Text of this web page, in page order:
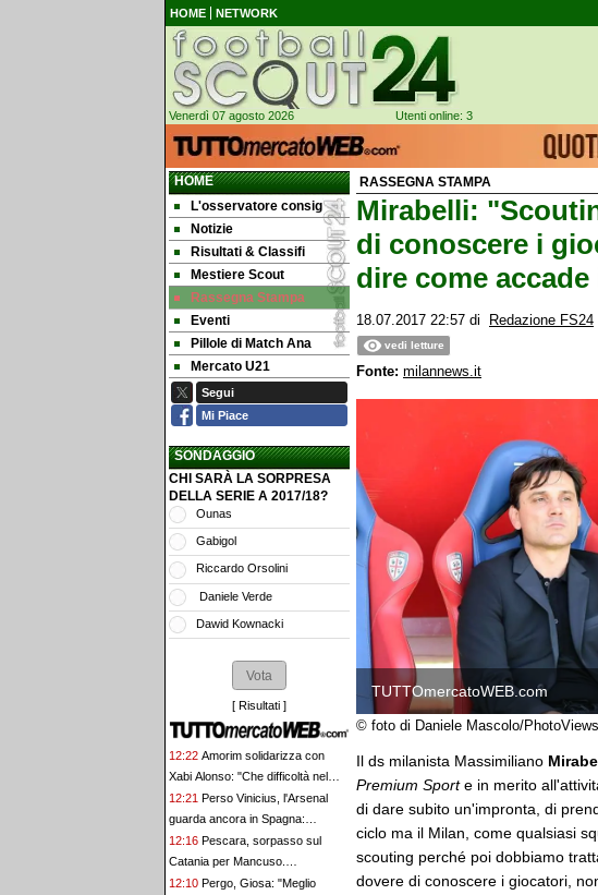
HOME NETWORK
Venerdì 07 agosto 2026 Utenti online: 3
HOME
L'osservatore consig
Notizie
Risultati & Classifi
Mestiere Scout
Rassegna Stampa
Eventi
Pillole di Match Ana
Mercato U21
Segui
Mi Piace
SONDAGGIO
CHI SARÀ LA SORPRESA
DELLA SERIE A 2017/18?
Ounas
Gabigol
Riccardo Orsolini
Daniele Verde
Dawid Kownacki
[ Risultati ]
12:22 Amorim solidarizza con
Xabi Alonso: "Che difficoltà nel
nostro ultimo lavoro"
12:21 Perso Vinicius, l'Arsenal
guarda ancora in Spagna:
l'obiettivo si sposa su Ferran
Torres
12:16 Pescara, sorpasso sul
Catania per Mancuso.
L'attaccante verso il ritorno
12:10 Pergo, Giosa: "Meglio
RASSEGNA STAMPA
Mirabelli:
di conoscere i
dire come
18.07.2017 22:57 di Redazione FS24
vedi letture
Fonte: milannews.it
TUTTOmercatoWEB.com
© foto di Daniele Mascolo/PhotoViews
Il ds milanista Massimiliano
Premium Sporte in merito
di dare subito un'impronta, di
ciclo ma il Milan, come qualsiasi
scouting perché poi dobbiamo
dovere di conoscere i giocatori,